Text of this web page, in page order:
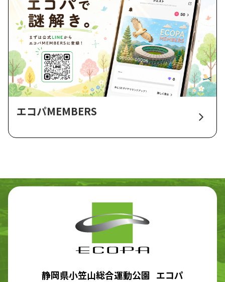
エコパMEMBERS
静岡県小笠山総合運動公園 エコパ